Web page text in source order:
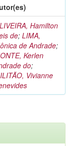
Hamilton
de; LIMA,
de Andrade;
Kerlen
do;
Vivianne